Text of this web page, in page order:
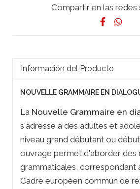
Compartir en las redes
Información del Producto
NOUVELLE GRAMMAIRE EN
La Nouvelle Grammaire en
s'adresse à des adultes et
niveau grand débutant ou
ouvrage permet d'aborder des
grammaticales, correspondant
Cadre européen commun de